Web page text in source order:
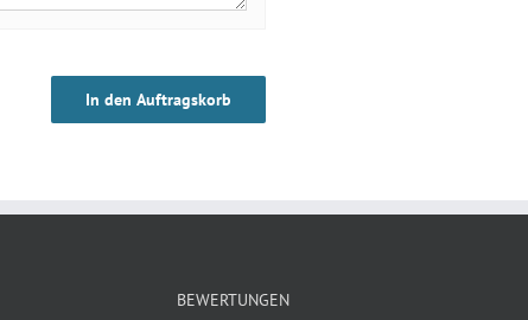
In den Auftragskorb
BEWERTUNGEN